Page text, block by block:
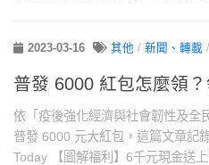
2023-03-16 其他 / 新聞、轉載 /
普發 6000 紅包怎麼領
依「疫後強化經濟與社會韌性及全
普發 6000 元大紅包，這篇文章記
Today 【圖解福利】6千元現金送